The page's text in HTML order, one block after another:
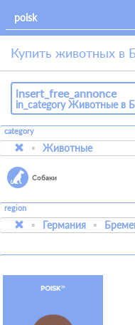
Купить животных в
insert_free_annonce
in_category Животные в
category
Животные
Собаки
region
Германия